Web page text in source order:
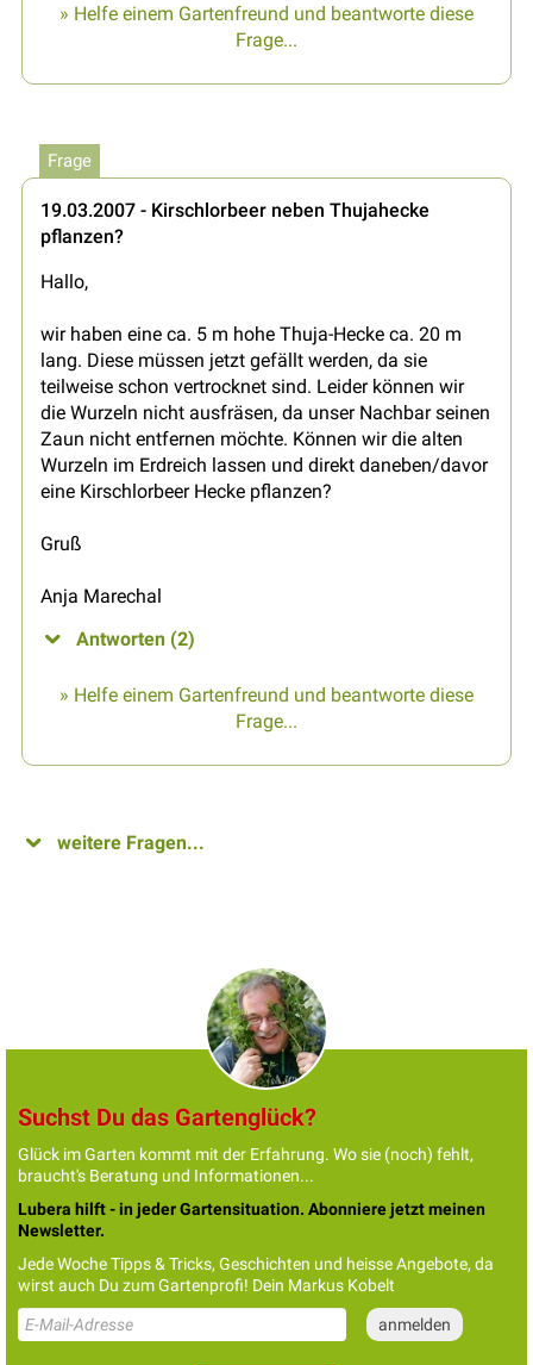
» Helfe einem Gartenfreund und beantworte diese
Frage...
Frage
19.03.2007 - Kirschlorbeer neben Thujahecke
pflanzen?
Hallo,
wir haben eine ca. 5 m hohe Thuja-Hecke ca. 20 m
lang. Diese müssen jetzt gefällt werden, da sie
teilweise schon vertrocknet sind. Leider können wir
die Wurzeln nicht ausfräsen, da unser Nachbar seinen
Zaun nicht entfernen möchte. Können wir die alten
Wurzeln im Erdreich lassen und direkt daneben/davor
eine Kirschlorbeer Hecke pflanzen?
Gruß
Anja Marechal
Antworten (2)
» Helfe einem Gartenfreund und beantworte diese
Frage...
weitere Fragen...
Suchst Du das Gartenglück?
Glück im Garten kommt mit der Erfahrung. Wo sie (noch) fehlt,
braucht's Beratung und Informationen...
Lubera hilft - in jeder Gartensituation. Abonniere jetzt meinen
Newsletter.
Jede Woche Tipps & Tricks, Geschichten und heisse Angebote, da
wirst auch Du zum Gartenprofi! Dein Markus Kobelt